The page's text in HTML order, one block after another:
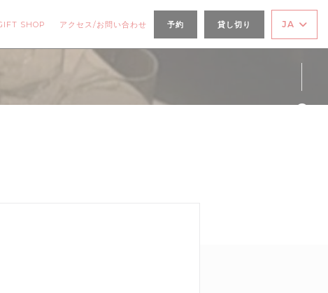
SHOP ((新しいウィンドウで開きます))
アクセス/お問い合わせ 予約 貸し切り JA